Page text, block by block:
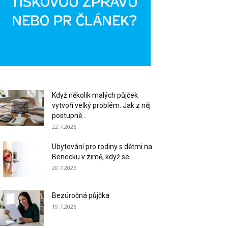
Když několik malých půjček
vytvoří velký problém. Jak z něj
postupně...
22.7.2026
Ubytování pro rodiny s dětmi na
Benecku v zimě, když se...
20.7.2026
Bezúročná půjčka
19.7.2026